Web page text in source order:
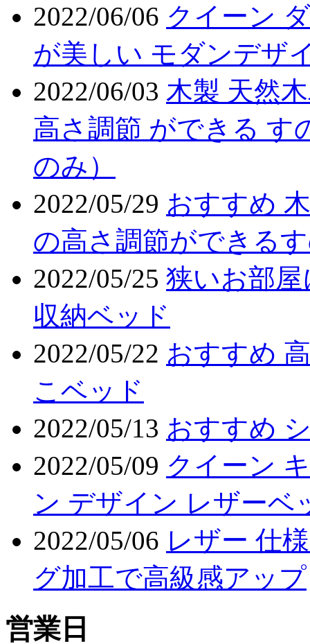
2022/06/06 クイーン
が美しい モダンデザ
2022/06/03 木製 天然
高さ調節 ができる す
のみ）
2022/05/29 おすすめ
の高さ調節ができる
2022/05/25 狭いお部
収納ベッド
2022/05/22 おすすめ
こベッド
2022/05/13 おすすめ
2022/05/09 クイーン
ン デザイン レザーベ
2022/05/06 レザー 仕
グ加工で高級感アップ
営業日